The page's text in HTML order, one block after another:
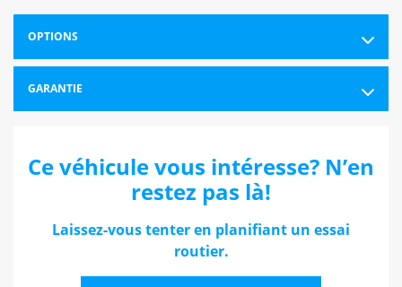
OPTIONS
GARANTIE
Ce véhicule vous intéresse? N’en
restez pas là!
Laissez-vous tenter en planifiant un essai
routier.